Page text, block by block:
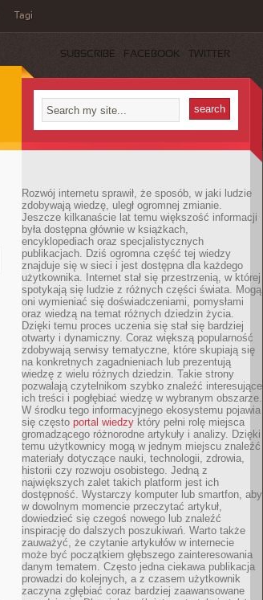
Tagi
SUBSCRIBE FACEBOOK TWITTER
Rozwój internetu sprawił, że sposób, w jaki ludzie
zdobywają wiedzę, uległ ogromnej zmianie.
Jeszcze kilkanaście lat temu większość informacji
była dostępna głównie w książkach,
encyklopediach oraz specjalistycznych
publikacjach. Dziś ogromna część tej wiedzy
znajduje się w sieci i jest dostępna dla każdego
użytkownika. Internet stał się przestrzenią, w której
spotykają się ludzie z różnych części świata. Mogą
oni wymieniać się doświadczeniami, pomysłami
oraz wiedzą na temat różnych dziedzin życia.
Dzięki temu proces uczenia się stał się bardziej
otwarty i dynamiczny. Coraz większą popularność
zdobywają serwisy tematyczne, które skupiają się
na konkretnych zagadnieniach lub prezentują
wiedzę z wielu różnych dziedzin. Takie strony
pozwalają czytelnikom szybko znaleźć interesujące
ich treści i pogłębiać wiedzę w wybranym obszarze.
W środku tego informacyjnego ekosystemu pojawia
się często portal wiedzy który pełni rolę miejsca
gromadzącego różnorodne artykuły i analizy. Dzięki
temu użytkownicy mogą w jednym miejscu znaleźć
materiały dotyczące nauki, technologii, zdrowia,
historii czy rozwoju osobistego. Jedną z
największych zalet takich platform jest ich
dostępność. Wystarczy komputer lub smartfon, aby
w dowolnym momencie przeczytać artykuł,
dowiedzieć się czegoś nowego lub znaleźć
inspirację do dalszych poszukiwań. Warto także
zauważyć, że czytanie artykułów w internecie
może być początkiem głębszego zainteresowania
danym tematem. Często jedna ciekawa publikacja
prowadzi do kolejnych, a z czasem użytkownik
zaczyna zgłębiać coraz bardziej zaawansowane